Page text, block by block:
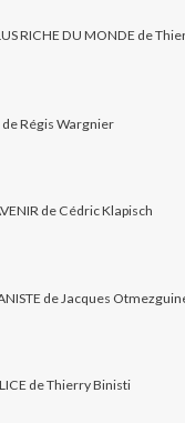
RICHE DU MONDE de
de Régis Wargnier
de Cédric Klapisch
de Jacques
de Thierry Binisti